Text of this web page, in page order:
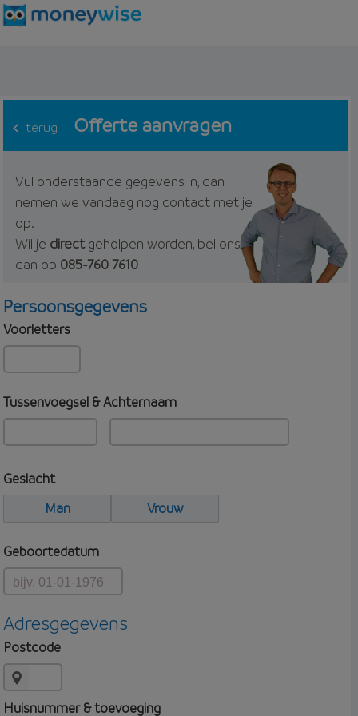
terug Offerte aanvragen
Vul onderstaande gegevens in, dan
nemen we vandaag nog contact met je
op.
Wil je directgeholpen worden, bel ons
dan op 085-760 7610
Persoonsgegevens
Voorletters
Tussenvoegsel & Achternaam
Geslacht
Man
Vrouw
Geboortedatum
Adresgegevens
Postcode
Huisnummer & toevoeging